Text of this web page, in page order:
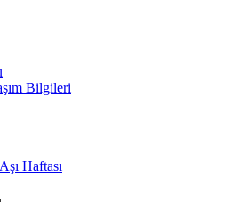
Bilgileri
Haftası